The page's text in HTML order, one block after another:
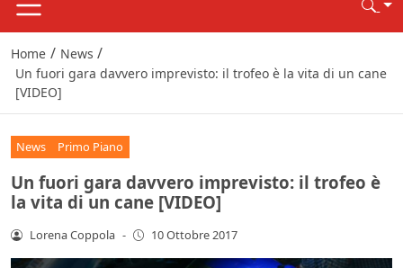
Home / News /
Un fuori gara davvero imprevisto: il trofeo è la vita di un cane
[VIDEO]
News Primo Piano
Un fuori gara davvero imprevisto: il trofeo è
la vita di un cane [VIDEO]
Lorena Coppola - 10 Ottobre 2017